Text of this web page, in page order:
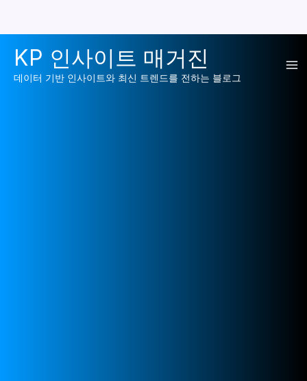
KP 인사이트 매거진
데이터 기반 인사이트와 최신 트렌드를 전하는 블로그